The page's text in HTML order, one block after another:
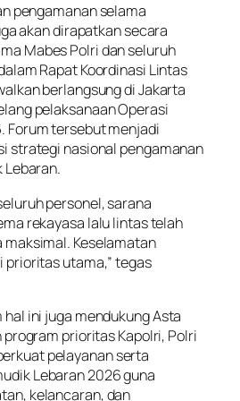
pengamanan selama
akan dirapatkan secara
Mabes Polri dan seluruh
Rapat Koordinasi Lintas
berlangsung di Jakarta
pelaksanaan Operasi
Forum tersebut menjadi
strategi nasional pengamanan
Lebaran.
personel, sarana
rekayasa lalu lintas telah
Keselamatan
prioritas utama,” tegas
ini juga mendukung Asta
program prioritas Kapolri, Polri
pelayanan serta
Lebaran 2026 guna
kelancaran, dan